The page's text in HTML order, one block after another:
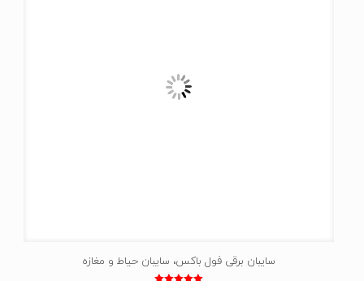
سایبان برقی فول باکس، سایبان حیاط و مغازه